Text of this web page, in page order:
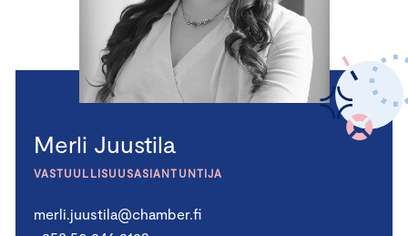
Merli Juustila
VASTUULLISUUSASIANTUNTIJA
merli.juustila@chamber.fi